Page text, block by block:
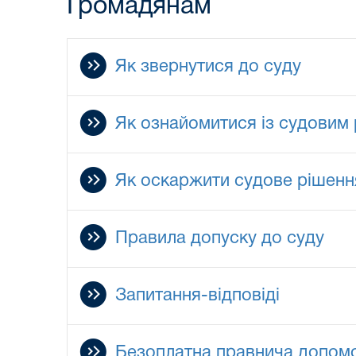
Громадянам
Як звернутися до суду
Як ознайомитися із судовим
Як оскаржити судове
Правила допуску до суду
Запитання-відповіді